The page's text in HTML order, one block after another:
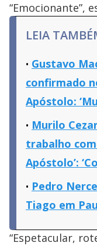
“Emocionante”,
LEIA
Gustavo
confirmado
Apóstolo:
Murilo
trabalho
Apóstolo’:
Pedro
Tiago em
“Espetacular,